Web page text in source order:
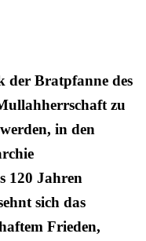
der Bratpfanne des
zu
in den
120 Jahren
sich das
Frieden,